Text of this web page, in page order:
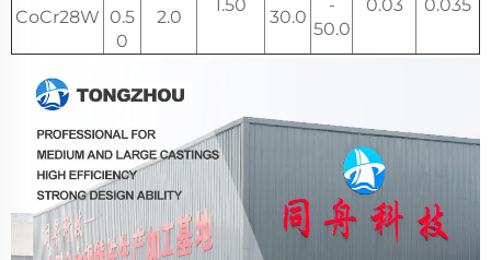
CoCr28W 0.5
0
2.0
1.50
30.0
-
50.0
0.03 0.035